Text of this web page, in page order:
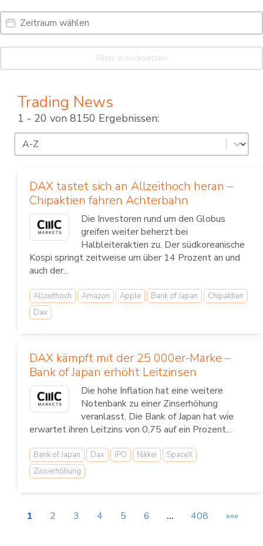
Date Range
Date
Filter zurücksetzen
Trading News
1 - 20 von 8150 Ergebnissen:
Sortierung
Sort content
DAX tastet sich an Allzeithoch heran –
Chipaktien fahren Achterbahn
Die Investoren rund um den Globus
greifen weiter beherzt bei
Halbleiteraktien zu. Der südkoreanische
Kospi springt zeitweise um über 14 Prozent an und
auch der...
Allzeithoch Amazon Apple Bank of Japan
Chipaktien
Dax
DAX kämpft mit der 25 000er-Marke –
Bank of Japan erhöht Leitzinsen
Die hohe Inflation hat eine weitere
Notenbank zu einer Zinserhöhung
veranlasst. Die Bank of Japan hat wie
erwartet ihren Leitzins von 0,75 auf ein Prozent...
Bank of Japan Dax IPO Nikkei
SpaceX
Zinserhöhung
1 2 3 4 5 6 … 408 »»»